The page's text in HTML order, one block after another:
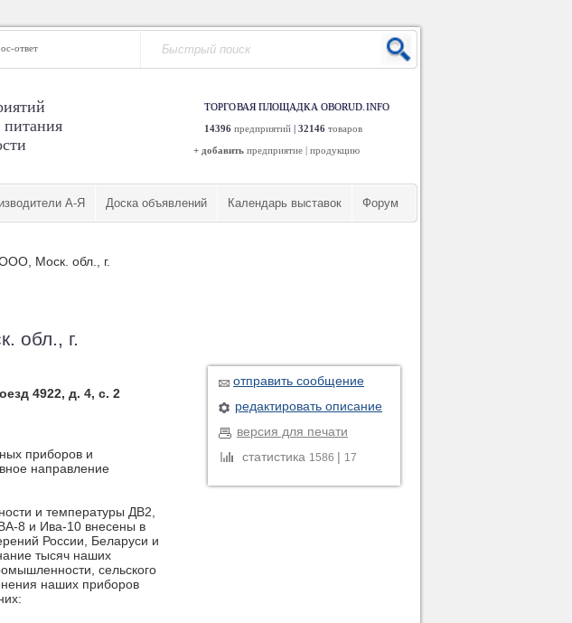
ответ
питания
ТОРГОВАЯ ПЛОЩАДКА OBORUD.INFO
14396 предприятий | 32146 товаров
+ добавить предприятие | продукцию
А-Я Доска объявлений Календарь выставок Форум
Моск. обл., г.
обл., г.
4922, д. 4, с. 2
приборов и
направление
и температуры ДВ2,
8 и Ива-10 внесены в
России, Беларуси и
тысяч наших
сельского
наших приборов
отправить сообщение
редактировать описание
версия для печати
статистика 1586 | 17